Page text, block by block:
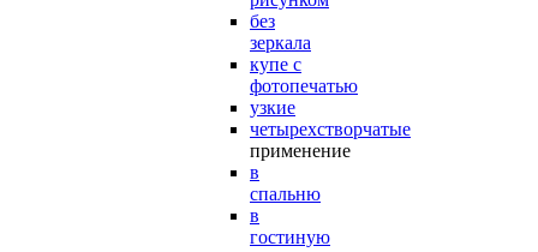
без
зеркала
купе с
фотопечатью
узкие
четырехстворчатые
применение
в
спальню
в
гостиную